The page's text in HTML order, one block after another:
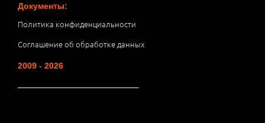
Документы:
Политика конфиденциальности
Соглашение об обработке данных
2009 - 2026